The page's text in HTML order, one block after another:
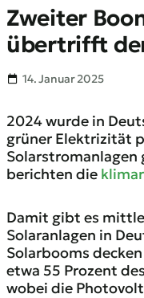
Zweiter
übertrifft
14. Januar 2025
2024 wurde in
grüner Elektrizität
Solarstromanlagen
berichten die
Damit gibt es
Solaranlagen in
Solarbooms
etwa 55 Prozent
wobei die